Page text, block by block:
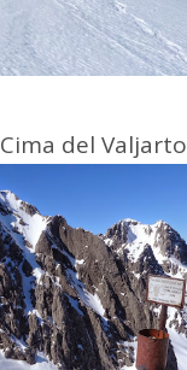
Cima del Valjarto